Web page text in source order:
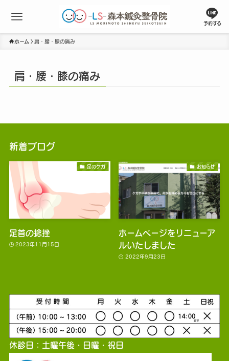
予約する
ホーム 肩・腰・膝の痛み
肩・腰・膝の痛み
新着ブログ
足のケガ
足首の捻挫
2023年11月15日
お知らせ
ホームページをリニューア
ルいたしました
2022年9月23日
休診日：土曜午後・日曜・祝日